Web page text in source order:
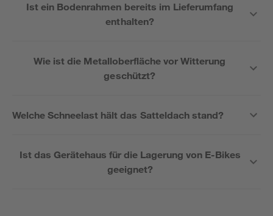
Ist ein Bodenrahmen bereits im Lieferumfang
enthalten?
Wie ist die Metalloberfläche vor Witterung
geschützt?
Welche Schneelast hält das Satteldach stand?
Ist das Gerätehaus für die Lagerung von E-Bikes
geeignet?